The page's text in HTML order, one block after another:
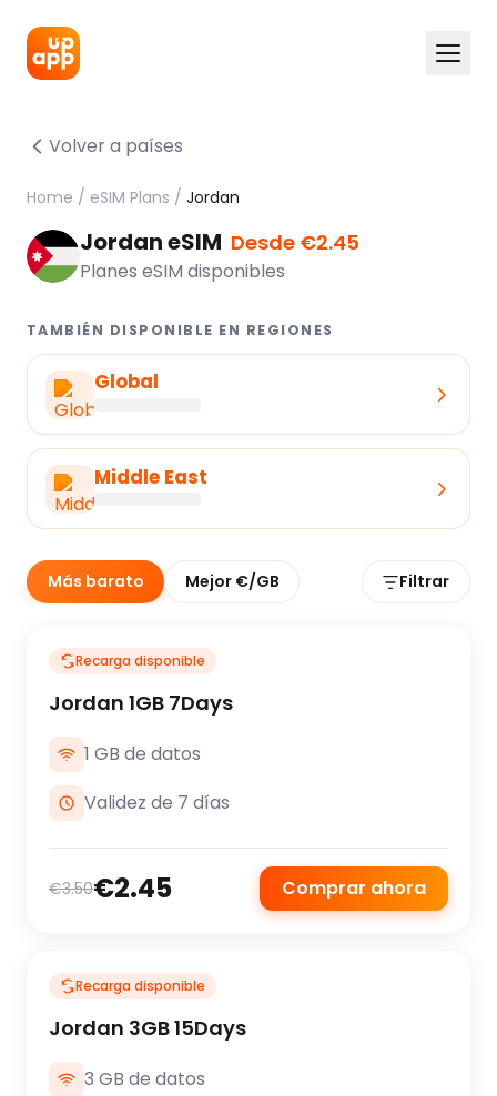
Volver a países
Home / eSIM Plans / Jordan
Jordan eSIM Desde €2.45
Planes eSIM disponibles
TAMBIÉN DISPONIBLE EN REGIONES
Global
Middle East
Más barato Mejor €/GB Filtrar
Recarga disponible
Jordan 1GB 7Days
1 GB de datos
Validez de 7 días
€3.50€2.45 Comprar ahora
Recarga disponible
Jordan 3GB 15Days
3 GB de datos